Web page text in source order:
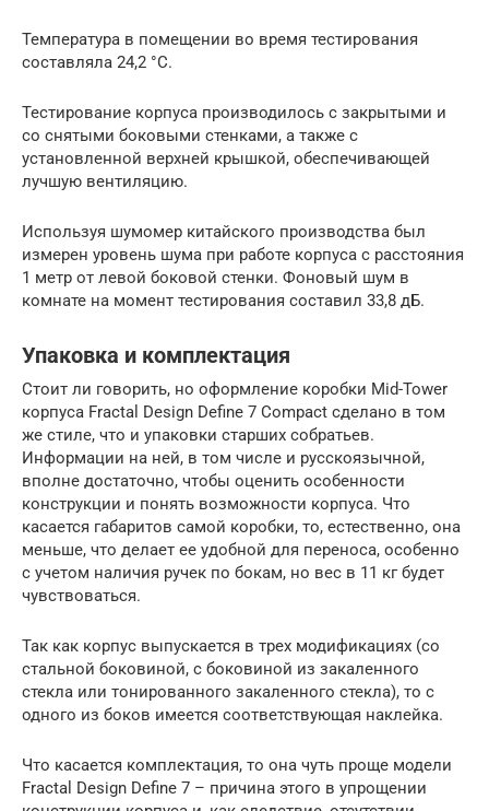
Температура в помещении во время тестирования
составляла 24,2 °С.
Тестирование корпуса производилось с закрытыми и
со снятыми боковыми стенками, а также с
установленной верхней крышкой, обеспечивающей
лучшую вентиляцию.
Используя шумомер китайского производства был
измерен уровень шума при работе корпуса с расстояния
1 метр от левой боковой стенки. Фоновый шум в
комнате на момент тестирования составил 33,8 дБ.
Упаковка и комплектация
Стоит ли говорить, но оформление коробки Mid-Tower
корпуса Fractal Design Define 7 Compact сделано в том
же стиле, что и упаковки старших собратьев.
Информации на ней, в том числе и русскоязычной,
вполне достаточно, чтобы оценить особенности
конструкции и понять возможности корпуса. Что
касается габаритов самой коробки, то, естественно, она
меньше, что делает ее удобной для переноса, особенно
с учетом наличия ручек по бокам, но вес в 11 кг будет
чувствоваться.
Так как корпус выпускается в трех модификациях (со
стальной боковиной, с боковиной из закаленного
стекла или тонированного закаленного стекла), то с
одного из боков имеется соответствующая наклейка.
Что касается комплектация, то она чуть проще модели
Fractal Design Define 7 – причина этого в упрощении